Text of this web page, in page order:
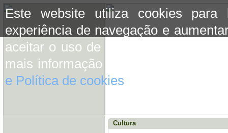
Este website utiliza cookies para
experiência de navegação e
aceitar o uso de cookies basta
mais informação consulte a
e Política de cookies
Cultura